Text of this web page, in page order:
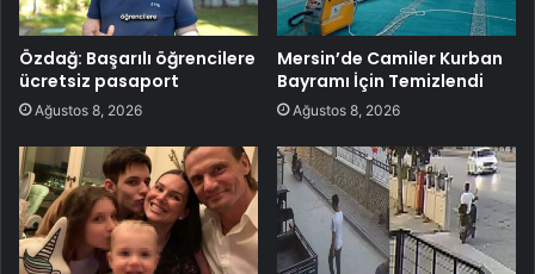
Özdağ: Başarılı öğrencilere
ücretsiz pasaport
Ağustos 8, 2026
Mersin’de Camiler Kurban
Bayramı İçin Temizlendi
Ağustos 8, 2026